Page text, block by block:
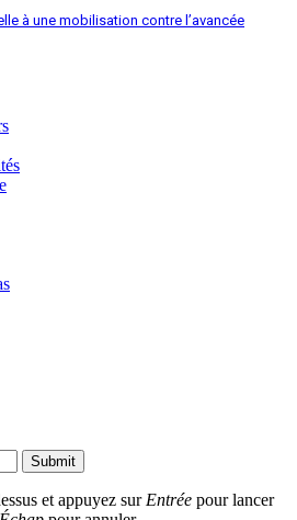
à une mobilisation contre l’avancée
Submit
et appuyez surEntrée pour lancer